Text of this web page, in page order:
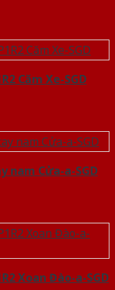
Căm Xe-SGD
nam Cửa-a-SGD
Xoan Đào-a-SGD